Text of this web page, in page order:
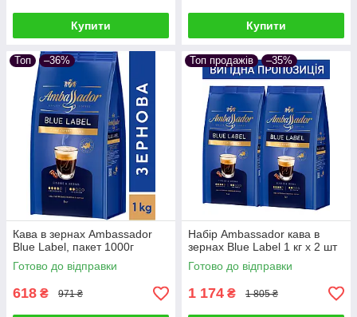
Купити Купити
Топ –36%
Кава в зернах Ambassador
Blue Label, пакет 1000г
Готово до відправки
618 ₴ 971 ₴
Топ продажів –35%
Набір Ambassador кава в
зернах Blue Label 1 кг х 2 шт
Готово до відправки
1 174 ₴ 1 805 ₴